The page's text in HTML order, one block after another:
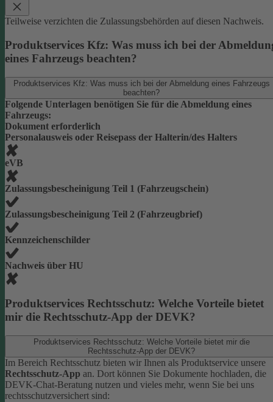
Teilweise verzichten die Zulassungsbehörden auf diesen Nachweis.
Produktservices Kfz: Was muss ich bei der
eines Fahrzeugs beachten?
Produktservices Kfz: Was muss ich bei der Abmeldung eines Fahrzeugs
beachten?
Folgende Unterlagen benötigen Sie für die Abmeldung eines
Fahrzeugs:
Dokument erforderlich
Personalausweis oder Reisepass der Halterin/des Halters
eVB
Zulassungsbescheinigung Teil 1 (Fahrzeugschein)
Zulassungsbescheinigung Teil 2 (Fahrzeugbrief)
Kennzeichenschilder
Nachweis über HU
Produktservices Rechtsschutz: Welche Vorteile bietet
mir die Rechtsschutz-App der DEVK?
Produktservices Rechtsschutz: Welche Vorteile bietet mir die
Rechtsschutz-App der DEVK?
Im Bereich Rechtsschutz bieten wir Ihnen als Produktservice unsere
Rechtsschutz-App an. Dort können Sie Dokumente hochladen, die
DEVK-Chat-Beratung nutzen und vieles mehr, wenn Sie bei uns
rechtsschutzversichert sind: